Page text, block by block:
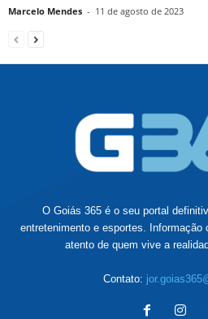
Marcelo Mendes - 11 de agosto de 2023
O Goiás 365 é o seu portal
entretenimento e esportes. Informação
atento de quem vive a
Contato: